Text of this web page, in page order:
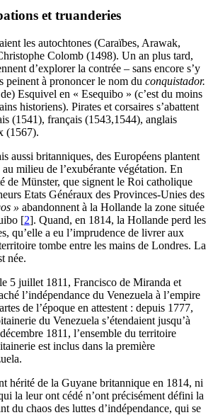
et truanderies
les autochtones (Caraïbes, Arawak,
Colomb (1498). Un an plus tard,
d’explorer la contrée – sans encore s’y
peinent à prononcer le nom du conquistador.
Esquivel en « Esequibo » (c’est du moins
historiens). Pirates et corsaires s’abattent
(1541), français (1543,1544), anglais
(1567).
aussi britanniques, des Européens plantent
milieu de l’exubérante végétation. En
de Münster, que signent le Roi catholique
Etats Généraux des Provinces-Unies des
» abandonnent à la Hollande la zone située
[2]. Quand, en 1814, la Hollande perd les
qu’elle a eu l’imprudence de livrer aux
tombe entre les mains de Londres. La
née.
5 juillet 1811, Francisco de Miranda et
l’indépendance du Venezuela à l’empire
de l’époque en attestent : depuis 1777,
du Venezuela s’étendaient jusqu’à
1811, l’ensemble du territoire
est inclus dans la première
hérité de la Guyane britannique en 1814, ni
la leur ont cédé n’ont précisément défini la
du chaos des luttes d’indépendance, qui se